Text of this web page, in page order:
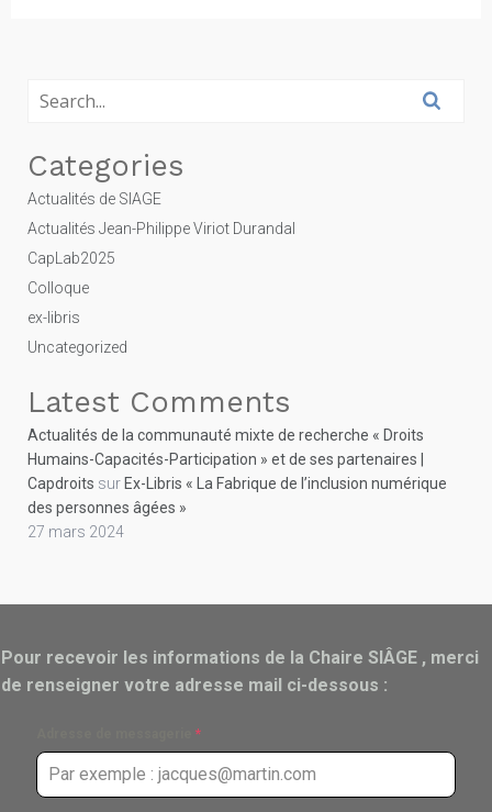
Categories
Actualités de SIAGE
Actualités Jean-Philippe Viriot Durandal
CapLab2025
Colloque
ex-libris
Uncategorized
Latest Comments
Actualités de la communauté mixte de recherche « Droits
Humains-Capacités-Participation » et de ses partenaires |
Capdroits surEx-Libris « La Fabrique de l’inclusion numérique
des personnes âgées »
27 mars 2024
Pour recevoir les informations de la Chaire SIÂGE , merci
de renseigner votre adresse mail ci-dessous :
*